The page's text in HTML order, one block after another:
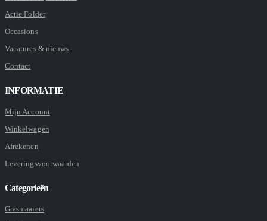
Actie Folder
Occasions
Vacatures & nieuws
Contact
INFORMATIE
Mijn Account
Winkelwagen
Afrekenen
Leveringsvoorwaarden
Categorieën
Grasmaaiers